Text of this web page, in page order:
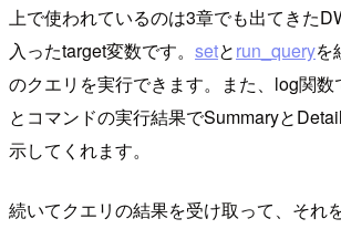
上で使われているのは3章でも出てきた
入ったtarget変数です。 setとrun_queryを
のクエリを実行できます。また、log関数
とコマンドの実行結果でSummaryと
示してくれます。
続いてクエリの結果を受け取って、それ